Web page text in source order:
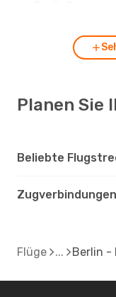
Planen Sie
Beliebte
Zugverbindungen
Flüge Berlin -